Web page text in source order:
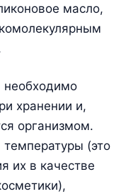
масло,
необходимо
хранении и,
организмом.
(это
их в качестве